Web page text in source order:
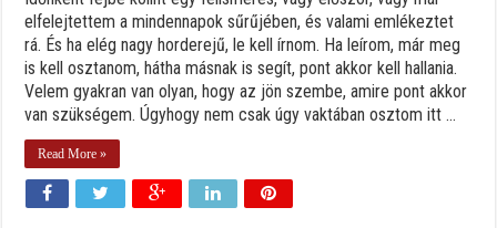
elfelejtettem a mindennapok sűrűjében, és valami emlékeztet
rá. És ha elég nagy horderejű, le kell írnom. Ha leírom, már meg
is kell osztanom, hátha másnak is segít, pont akkor kell hallania.
Velem gyakran van olyan, hogy az jön szembe, amire pont akkor
van szükségem. Úgyhogy nem csak úgy vaktában osztom itt ...
Read More »